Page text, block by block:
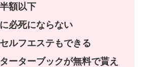
額以下
必死にならない
ルフエステもできる
ーターブックが無料で貰え